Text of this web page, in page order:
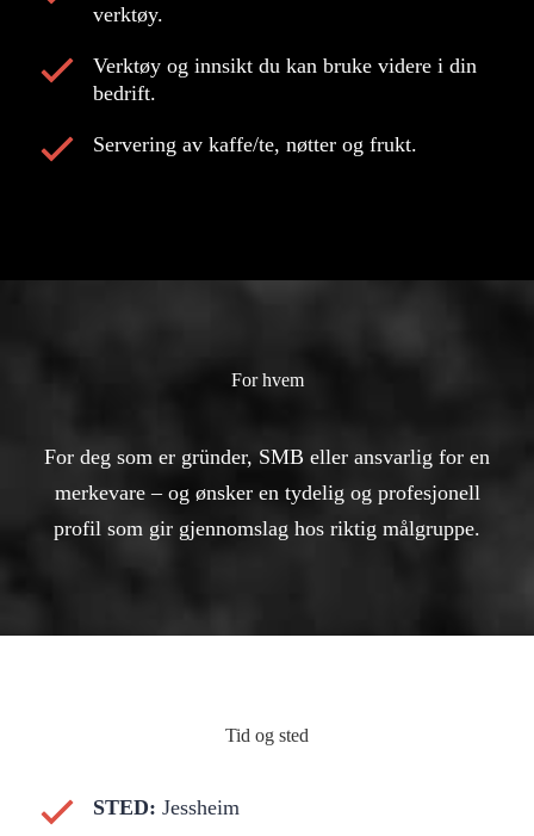
verktøy.
Verktøy og innsikt du kan bruke videre i din
bedrift.
Servering av kaffe/te, nøtter og frukt.
For hvem
For deg som er gründer, SMB eller ansvarlig for en
merkevare – og ønsker en tydelig og profesjonell
profil som gir gjennomslag hos riktig målgruppe.
Tid og sted
STED: Jessheim